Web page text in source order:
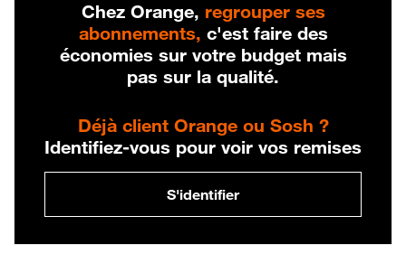
Chez Orange, regrouper ses
abonnements, c'est faire des
économies sur votre budget mais
pas sur la qualité.
Déjà client Orange ou Sosh ?
Identifiez-vous pour voir vos remises
S'identifier